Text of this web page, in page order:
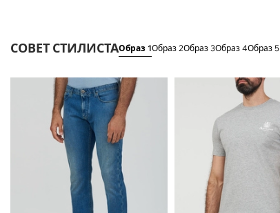
СОВЕТ СТИЛИСТАОбраз 1Образ 2Образ 3Образ 4Образ 5